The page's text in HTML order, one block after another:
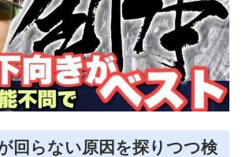
回らない原因を探りつつ検